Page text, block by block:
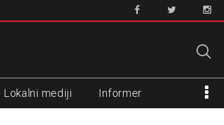
Lokalni mediji Informer